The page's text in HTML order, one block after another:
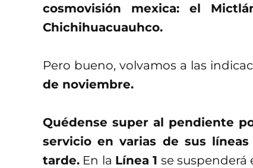
cosmovisión mexica: el
Chichihuacuauhco.
Pero bueno, volvamos a las
de noviembre.
Quédense super al pendiente
servicio en varias de sus
tarde. En la Línea 1 se suspenderá